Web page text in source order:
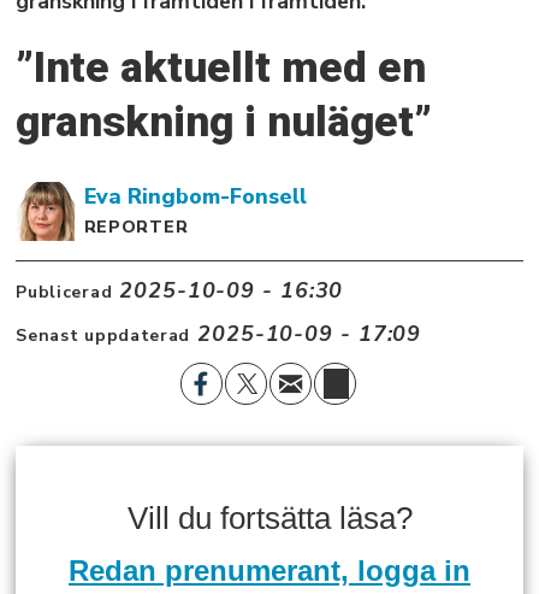
”Inte aktuellt med en
granskning i nuläget”
Eva Ringbom-Fonsell
REPORTER
Publicerad 2025-10-09 - 16:30
Senast uppdaterad 2025-10-09 - 17:09
Vill du fortsätta läsa?
Redan prenumerant, logga in